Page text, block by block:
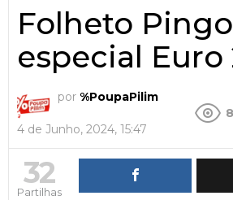
Folheto
especial Euro
por %PoupaPilim
4 de Junho, 2024, 15:47
32
Partilhas